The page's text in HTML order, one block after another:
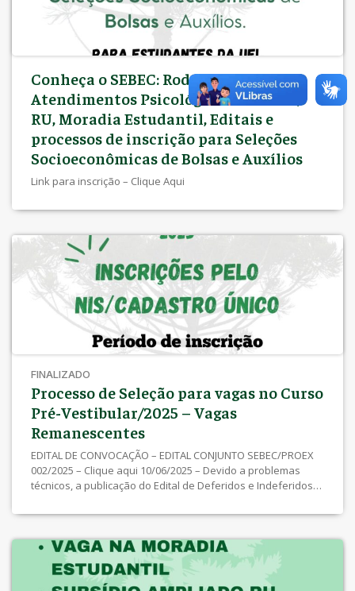
Declaração de Situação Social
Conheça o SEBEC: Rodas e Grupos,
Atendimentos Psicológicos e Sociais,
RU, Moradia Estudantil, Editais e
processos de inscrição para Seleções
Socioeconômicas de Bolsas e Auxílios
Link para inscrição – Clique Aqui
FINALIZADO
Processo de Seleção para vagas no Curso
Pré-Vestibular/2025 – Vagas
Remanescentes
EDITAL DE CONVOCAÇÃO – EDITAL CONJUNTO SEBEC/PROEX
002/2025 – Clique aqui 10/06/2025 – Devido a problemas
técnicos, a publicação do Edital de Deferidos e Indeferidos
02/06/2025 a 09/06/2025 – Inscrições (somente pelo NIS)